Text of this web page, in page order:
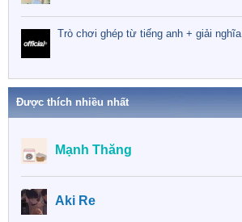
Trò chơi ghép từ tiếng anh + giải nghĩa
Được thích nhiều nhất
Mạnh Thăng
Aki Re